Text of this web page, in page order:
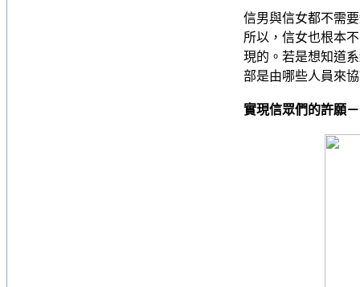
信男與信女都不需
所以，信女也根本
現的。若是想知道
部是由哪些人員來
實現信眾們的許願